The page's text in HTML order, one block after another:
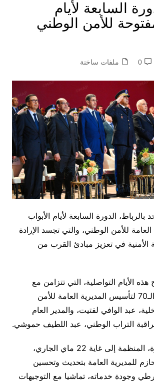
السابعة لأيام
للأمن الوطني
0 ملفات ساخنة
الدورة السابعة لأيام الأبواب
العامة للأمن الوطني، والتي تجسد الإرادة
في تعزيز مبادئ القرب من
الأيام التواصلية، التي تتزامن مع
الاحتفال بالذكرى الـ70 لتأسيس المديرية العامة للأمن
عبد الوافي لفتيت، والمدير العام
التراب الوطني، عبد اللطيف حموشي.
وتعكس هذه الدورة، المنظمة إلى غاية 22 ماي الجاري،
للمديرية العامة بتحديث وتحسين
وجودة خدماته، تماشيا مع التوجيهات